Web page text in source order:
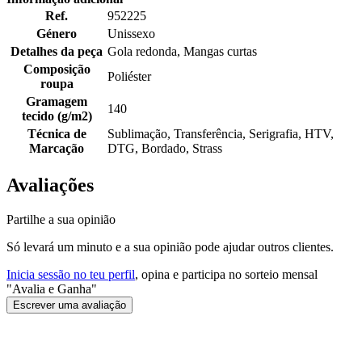
Ref.
952225
Género
Unissexo
Detalhes da peça Gola redonda, Mangas curtas
Composição
roupa
Poliéster
Gramagem
tecido (g/m2)
140
Técnica de
Marcação
Sublimação, Transferência, Serigrafia, HTV,
DTG, Bordado, Strass
Avaliações
Partilhe a sua opinião
Só levará um minuto e a sua opinião pode ajudar outros clientes.
Inicia sessão no teu perfil, opina e participa no sorteio mensal
"Avalia e Ganha"
Escrever uma avaliação